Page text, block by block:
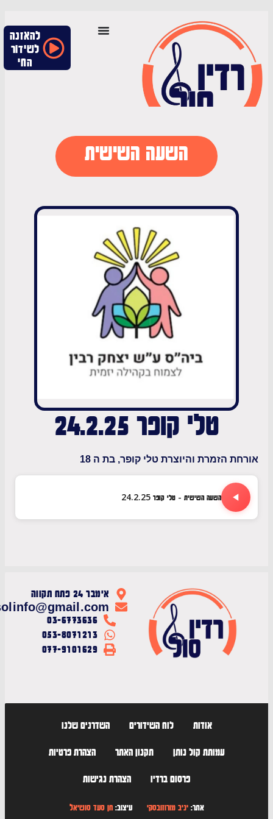
להאזנה
לשידור
החי
השעה השישית
טלי קופר 24.2.25
הזמרת והיוצרת טלי קופר, בת ה 18
השעה השישית - טלי קופר 24.2.25
אימבר 24 פתח תקווה
radiosolinfo@gmail.com
03-6773636
053-8071213
077-9101629
לוח השידורים השדרנים שלנו
עמותת קול נותן תקנון האתר הצהרת פרטיות
פרסום ברדיו הצהרת נגישות
יניב מורוזובסקיעיצוב:חן סעד סושיאל